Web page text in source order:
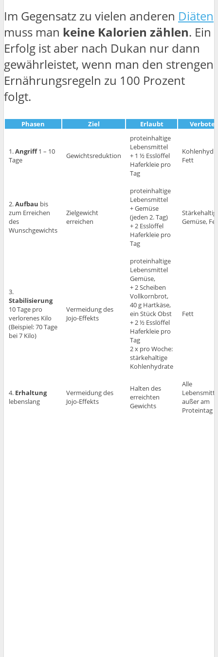
Im Gegensatz zu vielen anderen Diäten
muss man keine Kalorien zählen. Ein
Erfolg ist aber nach Dukan nur dann
gewährleistet, wenn man den strengen
Ernährungsregeln zu 100 Prozent
folgt.
Phasen Ziel Erlaubt
1.Angriff1 – 10
Tage
Gewichtsreduktion
proteinhaltige
Lebensmittel
+ 1 ½ Esslöffel
Haferkleie pro
Tag
Fett
2.Aufbau bis
zum Erreichen
des
Wunschgewichts
Zielgewicht
erreichen
proteinhaltige
Lebensmittel
+ Gemüse
(jeden 2. Tag)
+ 2 Esslöffel
Haferkleie pro
Tag
Gemüse,
3.
Stabilisierung
10 Tage pro
verlorenes Kilo
(Beispiel: 70 Tage
bei 7 Kilo)
Vermeidung des
Jojo-Effekts
proteinhaltige
Lebensmittel
Gemüse,
+ 2 Scheiben
Vollkornbrot,
40 g Hartkäse,
ein Stück Obst
+ 2 ½ Esslöffel
Haferkleie pro
Tag
2 x pro Woche:
stärkehaltige
Kohlenhydrate
Fett
4. Erhaltung
lebenslang
Vermeidung des
Jojo-Effekts
Halten des
erreichten
Gewichts
Alle
außer am
Proteintag